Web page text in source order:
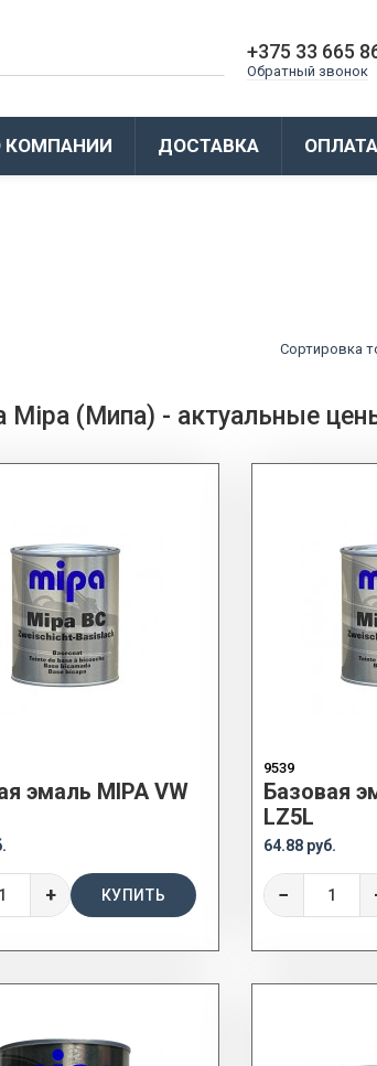
+375 33 665
Обратный звонок
КОМПАНИИ ДОСТАВКА ОПЛАТА
Сортировка
Mipa (Мипа) - актуальные
эмаль MIPA VW
+ КУПИТЬ
9539
Базовая
LZ5L
64.88 руб.
−